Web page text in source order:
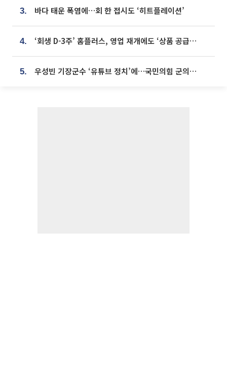
3. 바다 태운 폭염에…회 한 접시도 ‘히트플레이션’
4. ‘회생 D-3주’ 홈플러스, 영업 재개에도 ‘상품 공급망’ 복구가 생존 관건
5. 우성빈 기장군수 ‘유튜브 정치’에…국민의힘 군의원들 집단 반발